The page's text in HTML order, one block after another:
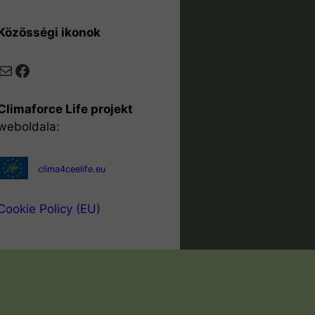
ikonok
MailFacebook
Life projekt
clima4ceelife.eu
Policy (EU)